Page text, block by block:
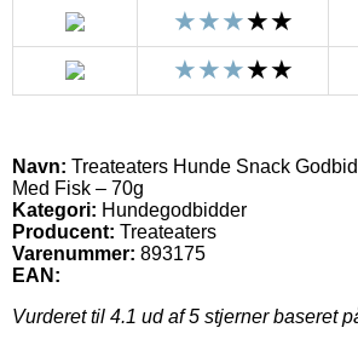
Navn: Treateaters Hunde Snack
Med Fisk – 70g
Kategori: Hundegodbidder
Producent: Treateaters
Varenummer: 893175
EAN:
Vurderet til 4.1 ud af 5 stjerner baseret